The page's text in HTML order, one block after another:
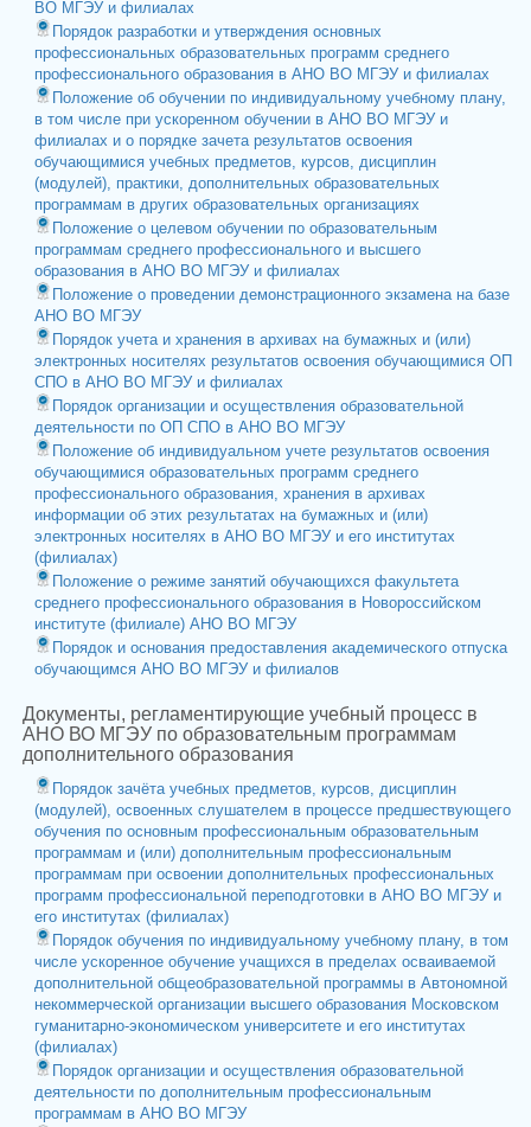
ВО МГЭУ и филиалах
Порядок разработки и утверждения основных
профессиональных образовательных программ среднего
профессионального образования в АНО ВО МГЭУ и филиалах
Положение об обучении по индивидуальному учебному плану,
в том числе при ускоренном обучении в АНО ВО МГЭУ и
филиалах и о порядке зачета результатов освоения
обучающимися учебных предметов, курсов, дисциплин
(модулей), практики, дополнительных образовательных
программам в других образовательных организациях
Положение о целевом обучении по образовательным
программам среднего профессионального и высшего
образования в АНО ВО МГЭУ и филиалах
Положение о проведении демонстрационного экзамена на базе
АНО ВО МГЭУ
Порядок учета и хранения в архивах на бумажных и (или)
электронных носителях результатов освоения обучающимися ОП
СПО в АНО ВО МГЭУ и филиалах
Порядок организации и осуществления образовательной
деятельности по ОП СПО в АНО ВО МГЭУ
Положение об индивидуальном учете результатов освоения
обучающимися образовательных программ среднего
профессионального образования, хранения в архивах
информации об этих результатах на бумажных и (или)
электронных носителях в АНО ВО МГЭУ и его институтах
(филиалах)
Положение о режиме занятий обучающихся факультета
среднего профессионального образования в Новороссийском
институте (филиале) АНО ВО МГЭУ
Порядок и основания предоставления академического отпуска
обучающимся АНО ВО МГЭУ и филиалов
Документы, регламентирующие учебный процесс в
АНО ВО МГЭУ по образовательным программам
дополнительного образования
Порядок зачёта учебных предметов, курсов, дисциплин
(модулей), освоенных слушателем в процессе предшествующего
обучения по основным профессиональным образовательным
программам и (или) дополнительным профессиональным
программам при освоении дополнительных профессиональных
программ профессиональной переподготовки в АНО ВО МГЭУ и
его институтах (филиалах)
Порядок обучения по индивидуальному учебному плану, в том
числе ускоренное обучение учащихся в пределах осваиваемой
дополнительной общеобразовательной программы в Автономной
некоммерческой организации высшего образования Московском
гуманитарно-экономическом университете и его институтах
(филиалах)
Порядок организации и осуществления образовательной
деятельности по дополнительным профессиональным
программам в АНО ВО МГЭУ